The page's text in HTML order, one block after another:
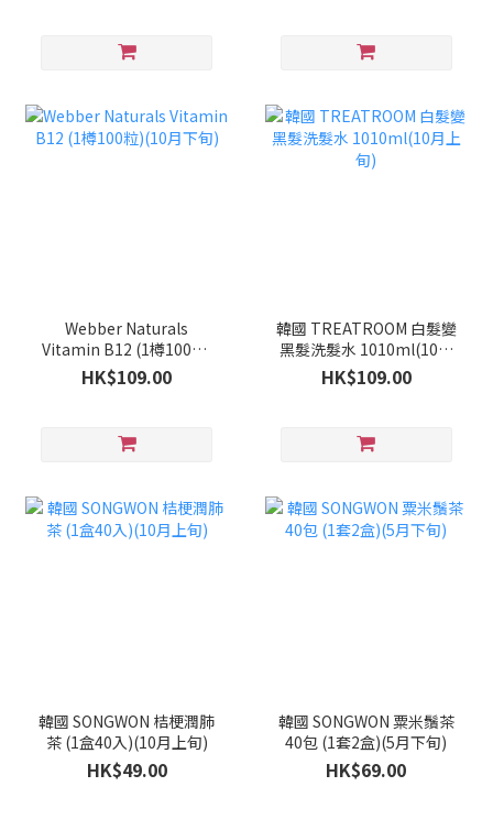
Webber Naturals
Vitamin B12 (1樽100粒)
(10月下旬)
HK$109.00
韓國 TREATROOM 白髮變
黑髮洗髮水 1010ml(10月
上旬)
HK$109.00
韓國 SONGWON 桔梗潤肺
茶 (1盒40入)(10月上旬)
HK$49.00
韓國 SONGWON 粟米鬚茶
40包 (1套2盒)(5月下旬)
HK$69.00